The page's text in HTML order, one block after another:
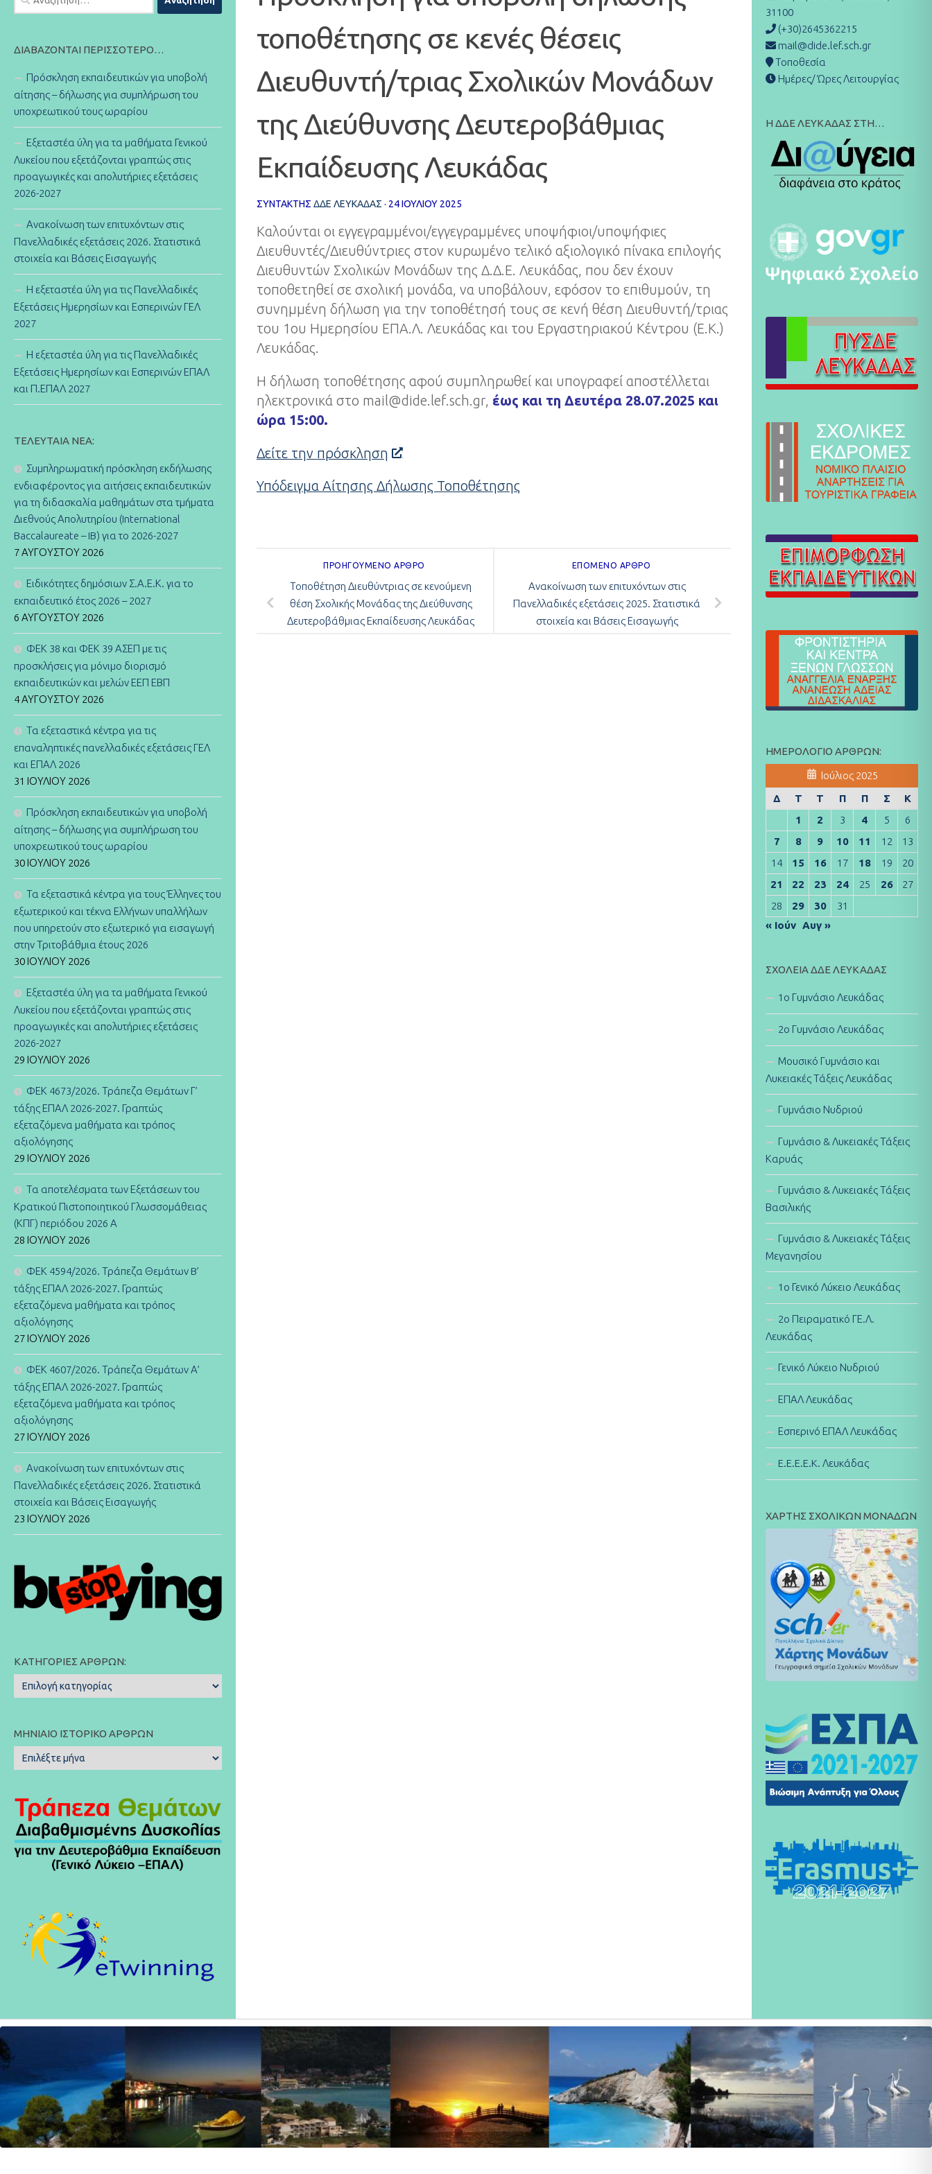
τοποθέτησης σε κενές θέσεις
Διευθυντή/τριας Σχολικών Μονάδων
της Διεύθυνσης Δευτεροβάθμιας
Εκπαίδευσης Λευκάδας
ΣΥΝΤΆΚΤΗΣ ΔΔΕ ΛΕΥΚΑΔΑΣ · 24 ΙΟΥΛΊΟΥ 2025
Καλούνται οι εγγεγραμμένοι/εγγεγραμμένες υποψήφιοι/υποψήφιες
Διευθυντές/Διευθύντριες στον κυρωμένο τελικό αξιολογικό πίνακα επιλογής
Διευθυντών Σχολικών Μονάδων της Δ.Δ.Ε. Λευκάδας, που δεν έχουν
τοποθετηθεί σε σχολική μονάδα, να υποβάλουν, εφόσον το επιθυμούν, τη
συνημμένη δήλωση για την τοποθέτησή τους σε κενή θέση Διευθυντή/τριας
του 1ου Ημερησίου ΕΠΑ.Λ. Λευκάδας και του Εργαστηριακού Κέντρου (Ε.Κ.)
Λευκάδας.
Η δήλωση τοποθέτησης αφού συμπληρωθεί και υπογραφεί αποστέλλεται
ηλεκτρονικά στο mail@dide.lef.sch.gr, έως και τη Δευτέρα 28.07.2025 και
ώρα 15:00.
Δείτε την πρόσκληση
Υπόδειγμα Αίτησης Δήλωσης Τοποθέτησης
ΕΠΌΜΕΝΟ ΆΡΘΡΟ
Ανακοίνωση των επιτυχόντων στις
Πανελλαδικές εξετάσεις 2025. Στατιστικά
στοιχεία και Βάσεις Εισαγωγής
ΠΡΟΗΓΟΎΜΕΝΟ ΆΡΘΡΟ
Τοποθέτηση Διευθύντριας σε κενούμενη
θέση Σχολικής Μονάδας της Διεύθυνσης
Δευτεροβάθμιας Εκπαίδευσης Λευκάδας
για:
ΔΙΑΒΆΖΟΝΤΑΙ ΠΕΡΙΣΣΌΤΕΡΟ…
Πρόσκληση εκπαιδευτικών για υποβολή
αίτησης – δήλωσης για συμπλήρωση του
υποχρεωτικού τους ωραρίου
Εξεταστέα ύλη για τα μαθήματα Γενικού
Λυκείου που εξετάζονται γραπτώς στις
προαγωγικές και απολυτήριες εξετάσεις
2026-2027
Ανακοίνωση των επιτυχόντων στις
Πανελλαδικές εξετάσεις 2026. Στατιστικά
στοιχεία και Βάσεις Εισαγωγής
Η εξεταστέα ύλη για τις Πανελλαδικές
Εξετάσεις Ημερησίων και Εσπερινών ΓΕΛ
2027
Η εξεταστέα ύλη για τις Πανελλαδικές
Εξετάσεις Ημερησίων και Εσπερινών ΕΠΑΛ
και Π.ΕΠΑΛ 2027
ΤΕΛΕΥΤΑΊΑ ΝΈΑ:
Συμπληρωματική πρόσκληση εκδήλωσης
ενδιαφέροντος για αιτήσεις εκπαιδευτικών
για τη διδασκαλία μαθημάτων στα τμήματα
Διεθνούς Απολυτηρίου (International
Baccalaureate – IB) για το 2026-2027
7 ΑΥΓΟΎΣΤΟΥ 2026
Ειδικότητες δημόσιων Σ.Α.Ε.Κ. για το
εκπαιδευτικό έτος 2026 – 2027
6 ΑΥΓΟΎΣΤΟΥ 2026
ΦΕΚ 38 και ΦΕΚ 39 ΑΣΕΠ με τις
προσκλήσεις για μόνιμο διορισμό
εκπαιδευτικών και μελών ΕΕΠ ΕΒΠ
4 ΑΥΓΟΎΣΤΟΥ 2026
Τα εξεταστικά κέντρα για τις
επαναληπτικές πανελλαδικές εξετάσεις ΓΕΛ
και ΕΠΑΛ 2026
31 ΙΟΥΛΊΟΥ 2026
Πρόσκληση εκπαιδευτικών για υποβολή
αίτησης – δήλωσης για συμπλήρωση του
υποχρεωτικού τους ωραρίου
30 ΙΟΥΛΊΟΥ 2026
Τα εξεταστικά κέντρα για τους Έλληνες του
εξωτερικού και τέκνα Ελλήνων υπαλλήλων
που υπηρετούν στο εξωτερικό για εισαγωγή
στην Τριτοβάθμια έτους 2026
30 ΙΟΥΛΊΟΥ 2026
Εξεταστέα ύλη για τα μαθήματα Γενικού
Λυκείου που εξετάζονται γραπτώς στις
προαγωγικές και απολυτήριες εξετάσεις
2026-2027
29 ΙΟΥΛΊΟΥ 2026
ΦΕΚ 4673/2026. Τράπεζα Θεμάτων Γ’
τάξης ΕΠΑΛ 2026-2027. Γραπτώς
εξεταζόμενα μαθήματα και τρόπος
αξιολόγησης
29 ΙΟΥΛΊΟΥ 2026
Τα αποτελέσματα των Εξετάσεων του
Κρατικού Πιστοποιητικού Γλωσσομάθειας
(ΚΠΓ) περιόδου 2026 Α
28 ΙΟΥΛΊΟΥ 2026
ΦΕΚ 4594/2026. Τράπεζα Θεμάτων B’
τάξης ΕΠΑΛ 2026-2027. Γραπτώς
εξεταζόμενα μαθήματα και τρόπος
αξιολόγησης
27 ΙΟΥΛΊΟΥ 2026
ΦΕΚ 4607/2026. Τράπεζα Θεμάτων Α’
τάξης ΕΠΑΛ 2026-2027. Γραπτώς
εξεταζόμενα μαθήματα και τρόπος
αξιολόγησης
27 ΙΟΥΛΊΟΥ 2026
Ανακοίνωση των επιτυχόντων στις
Πανελλαδικές εξετάσεις 2026. Στατιστικά
στοιχεία και Βάσεις Εισαγωγής
23 ΙΟΥΛΊΟΥ 2026
ΚΑΤΗΓΟΡΊΕΣ ΆΡΘΡΩΝ:
Κατηγορίες
Άρθρων:
ΜΗΝΙΑΊΟ ΙΣΤΟΡΙΚΌ ΆΡΘΡΩΝ
Μηνιαίο
Ιστορικό
31100
(+30)2645362215
mail@dide.lef.sch.gr
Τοποθεσία
Ημέρες/ Ώρες Λειτουργίας
Η ΔΔΕ ΛΕΥΚΑΔΑΣ ΣΤΗ…
ΗΜΕΡΟΛΌΓΙΟ ΆΡΘΡΩΝ:
Ιούλιος 2025
Δ
Τ Τ Π Π Σ
Κ
1
2 3 4 5
6
7
8 9 10 11 12
13
14
15 16 17 18 19
20
21
22 23 24 25 26
27
28
29 30
31
« Ιούν Αυγ »
ΣΧΟΛΕΊΑ ΔΔΕ ΛΕΥΚΆΔΑΣ
1ο Γυμνάσιο Λευκάδας
2ο Γυμνάσιο Λευκάδας
Μουσικό Γυμνάσιο και
Λυκειακές Τάξεις Λευκάδας
Γυμνάσιο Νυδριού
Γυμνάσιο & Λυκειακές Τάξεις
Καρυάς
Γυμνάσιο & Λυκειακές Τάξεις
Βασιλικής
Γυμνάσιο & Λυκειακές Τάξεις
Μεγανησίου
1ο Γενικό Λύκειο Λευκάδας
2ο Πειραματικό ΓΕ.Λ.
Λευκάδας
Γενικό Λύκειο Νυδριού
ΕΠΑΛ Λευκάδας
Εσπερινό ΕΠΑΛ Λευκάδας
E.E.E.E.K. Λευκάδας
ΧΑΡΤΗΣ ΣΧΟΛΙΚΩΝ ΜΟΝΑΔΩΝ